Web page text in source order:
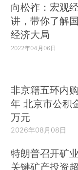
向松祚：宏观
讲，带你了解
经济大局
2022年04月06日
非京籍五环内
年 北京市公积
万元
2026年08月08日
特朗普召开矿
关键矿产投资